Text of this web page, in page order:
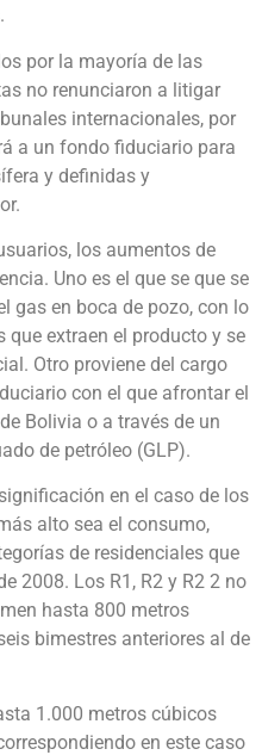
por la mayoría de las
no renunciaron a litigar
internacionales, por
a un fondo fiduciario para
y definidas y
los aumentos de
Uno es el que se que se
gas en boca de pozo, con lo
que extraen el producto y se
Otro proviene del cargo
con el que afrontar el
Bolivia o a través de un
de petróleo (GLP).
en el caso de los
alto sea el consumo,
de residenciales que
2008. Los R1, R2 y R2 2 no
hasta 800 metros
bimestres anteriores al de
1.000 metros cúbicos
en este caso